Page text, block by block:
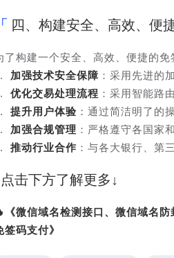
四、构建安全、高效、便
了构建一个安全、高效、便捷的
加强技术安全保障 ：采用先进的
优化交易处理流程 ：采用智能路
提升用户体验 ：通过简洁明了的
加强合规管理 ：严格遵守各国家
推动行业合作 ：与各大银行、第
点击下方了解更多↓
《微信域名检测接口、微信域名
签码支付》